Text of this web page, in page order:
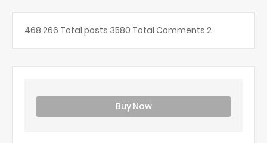
468,266 Total posts 3580 Total Comments 2
Buy Now